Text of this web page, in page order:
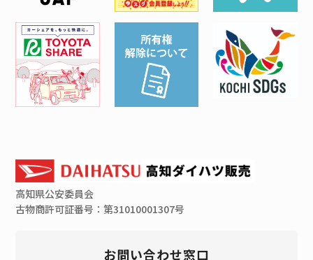
高知県公安委員会
古物商許可証番号：第31010001307号
お問い合わせ窓口